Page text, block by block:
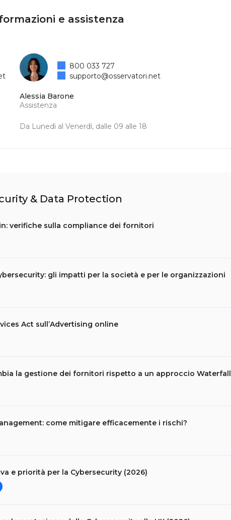
e assistenza
Alessia Barone
Assistenza
Da Lunedì al Venerdì, dalle 09 alle 18
800 033 727
supporto@osservatori.net
& Data Protection
verifiche sulla compliance dei fornitori
gli impatti per la società e per le organizzazioni
Act sull’Advertising online
la gestione dei fornitori rispetto a un approccio Waterfall
come mitigare efficacemente i rischi?
e priorità per la Cybersecurity (2026)